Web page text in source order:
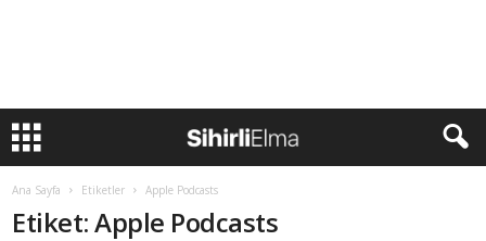
Ana Sayfa Etiketler Apple Podcasts
Etiket: Apple Podcasts